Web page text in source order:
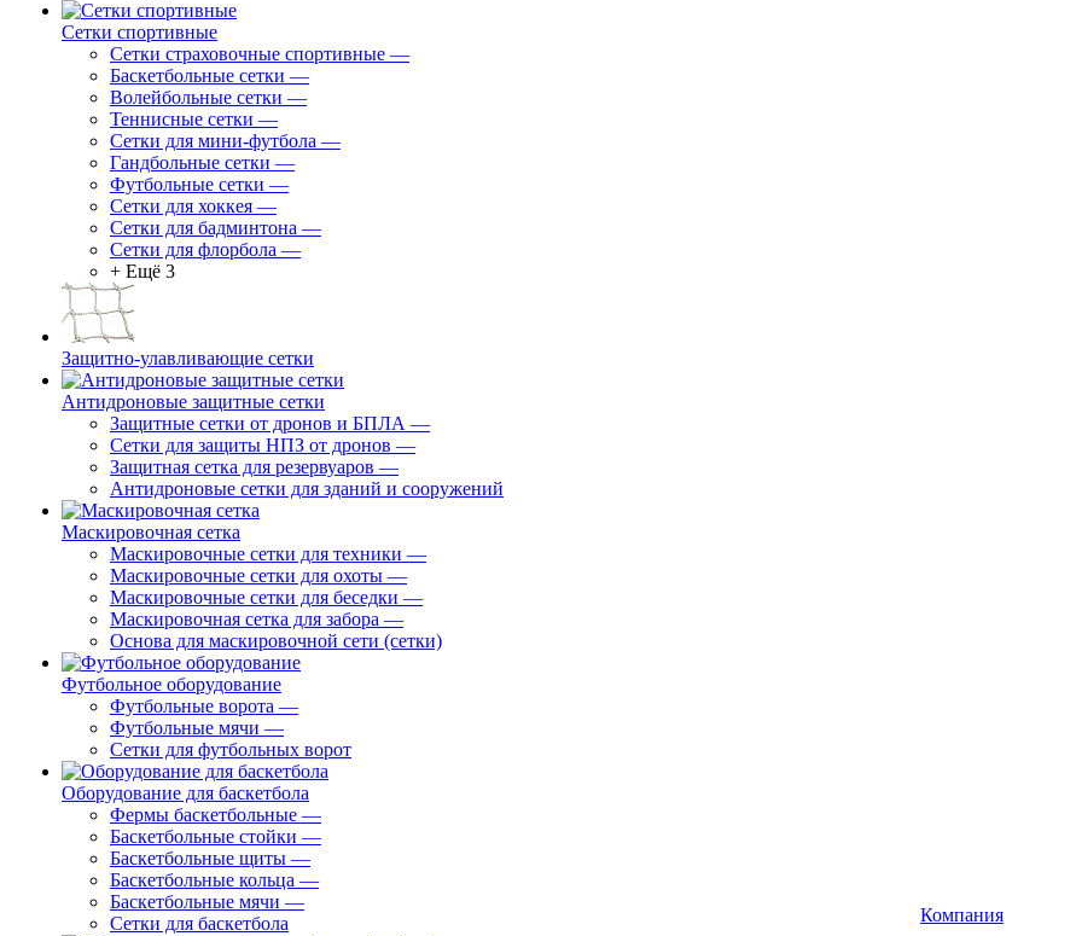
Сетки спортивные
Сетки страховочные спортивные —
Баскетбольные сетки —
Волейбольные сетки —
Теннисные сетки —
Сетки для мини-футбола —
Гандбольные сетки —
Футбольные сетки —
Сетки для хоккея —
Сетки для бадминтона —
Сетки для флорбола —
+ Ещё 3
Защитно-улавливающие сетки
Антидроновые защитные сетки
Защитные сетки от дронов и БПЛА —
Сетки для защиты НПЗ от дронов —
Защитная сетка для резервуаров —
Антидроновые сетки для зданий и сооружений
Маскировочная сетка
Маскировочные сетки для техники —
Маскировочные сетки для охоты —
Маскировочные сетки для беседки —
Маскировочная сетка для забора —
Основа для маскировочной сети (сетки)
Футбольное оборудование
Футбольные ворота —
Футбольные мячи —
Сетки для футбольных ворот
Оборудование для баскетбола
Фермы баскетбольные —
Баскетбольные стойки —
Баскетбольные щиты —
Баскетбольные кольца —
Баскетбольные мячи —
Сетки для баскетбола
Компания